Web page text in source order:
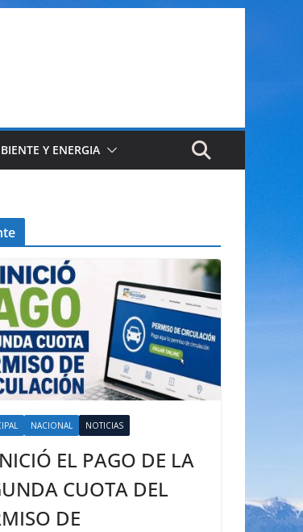
Y ENERGIA
NACIONAL NOTICIAS
EL PAGO DE LA
CUOTA DEL
DE